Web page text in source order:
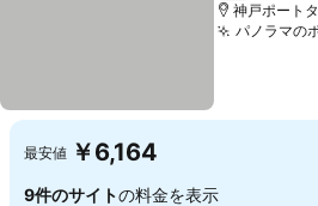
神戸ポート
パノラマの
最安値 ￥6,164
9件のサイトの料金を表示